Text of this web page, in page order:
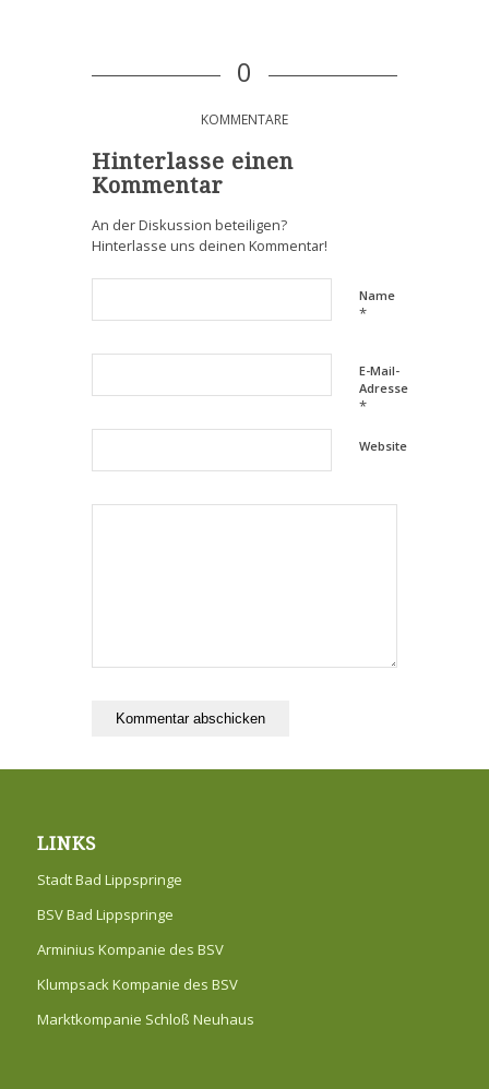
0
KOMMENTARE
Hinterlasse einen
Kommentar
An der Diskussion beteiligen?
Hinterlasse uns deinen Kommentar!
Name
*
E-Mail-
Adresse
*
Website
LINKS
Stadt Bad Lippspringe
BSV Bad Lippspringe
Arminius Kompanie des BSV
Klumpsack Kompanie des BSV
Marktkompanie Schloß Neuhaus